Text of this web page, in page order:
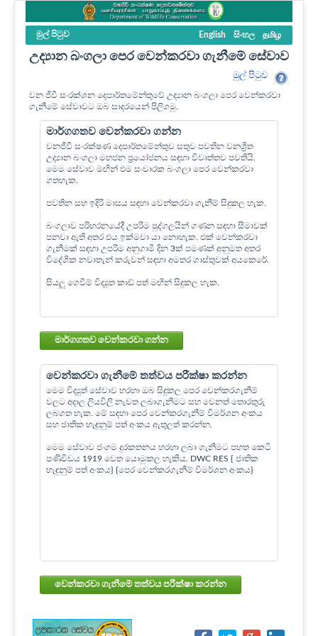
මුල් පි‍ටුව English සිංහල தமிழ
උද්‍යාන බංගලා පෙර වෙන්කරවා ගැනීමේ සේවාව
මුල් පි‍ටුව
වන ජීවී සංරක්ශන දෙපාර්තමේන්තුවේ උද්‍යාන බංගලා පෙර වෙන්කරවා
ගැනීමේ සේවාවට ඔබ සාදරයෙන් පිලිගමු.
මාර්ගගතව වෙන්කරවා ගන්න
වනජීවී සංරක්ෂණ දෙපාර්තමේන්තුව සතුව පවතින වනශ්‍රිත
උද්‍යාන බංගලා මහජන ප්‍රයෝජනය සඳහා විවෘත්තව පවතියි.
මෙම සේවාව මඟින් එම සංචාරක බංගලා පෙර වෙන්කරවා
ගතහැක.
පවතින සහ ඉදිරි මාසය සඳහා වෙන්කරවා ගැනීම් සිදුකල හැක.
බංගලාව පරිහරනයේදී උපරිම පුද්ගලයින් ගණන සඳහා සීමාවක්
පනවා ඇති අතර එය ඉක්මවා යා නොහැක. එක් වෙන්කරවා
ගැනීමක් සඳහා උපරිම අනුගාමී දින 3ක් පමණක් අනුමත අතර
විදේශික නවාතැන් කරුවන් සඳහා අමතර ගාස්තුවක් අයකෙරේ.
සියලු ගෙවීම් විද්‍යුත කාඩ් පත් මඟින් සිදුකල හැක.
මාර්ගගතව වෙන්කරවා ගන්න
වෙන්කරවා ගැනීමේ තත්වය පරීක්ෂා කරන්න
මෙම විද්‍යුත් සේවාව හරහා ඔබ සිදුකල පෙර වෙන්කරගැනීම්
වලට අදාල ලියවිලි නැවත ලබාගැනීමට සහ වෙනත් තොරතුරු
ලබගත හැක. මේ සඳහා පෙර වෙන්කරගැනීම් විමර්ශන අංකය
සහ ජාතික හැඳුනුම් පත් අංකය ඇතුලත් කරන්න.
මෙම සේවාව ජංගම දුරකතනය හරහා ලබා ගැනීමට පහත කෙටි
පණිවිඩය 1919 වෙත යොමුකල හැකිය. DWC RES { ජාතික
හැඳුනුම් පත් අංකය} {පෙර වෙන්කරගැනීම් විමර්ශන අංකය}
වෙන්කරවා ගැනීමේ තත්වය පරීක්ෂා කරන්න